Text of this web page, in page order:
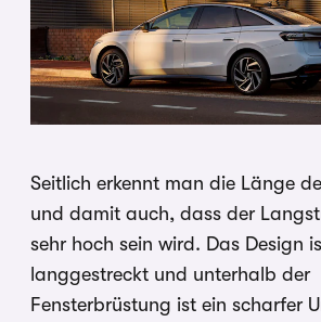
Seitlich erkennt man die Länge
und damit auch, dass der
sehr hoch sein wird. Das Design
langgestreckt und unterhalb der
Fensterbrüstung ist ein scharfer